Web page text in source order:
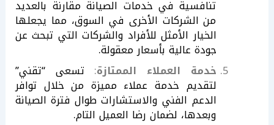
تنافسية في خدمات الصيانة مقارنة بالعديد
من الشركات الأخرى في السوق، مما يجعلها
الخيار الأمثل للأفراد والشركات التي تبحث عن
جودة عالية بأسعار معقولة.
خدمة العملاء الممتازة: تسعى “تقني”
لتقديم خدمة عملاء مميزة من خلال توافر
الدعم الفني والاستشارات طوال فترة الصيانة
وبعدها، لضمان رضا العميل التام.